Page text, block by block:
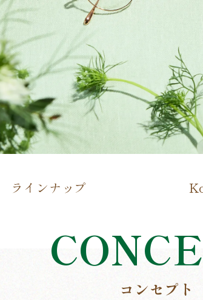
ラインナップ
コンセプト